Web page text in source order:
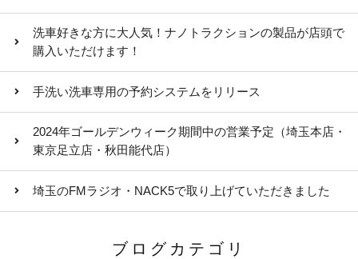
洗車好きな方に大人気！ナノトラクションの製品が店頭で
購入いただけます！
手洗い洗車専用の予約システムをリリース
2024年ゴールデンウィーク期間中の営業予定（埼玉本店・
東京足立店・秋田能代店）
埼玉のFMラジオ・NACK5で取り上げていただきました
ブログカテゴリ